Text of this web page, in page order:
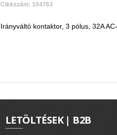
Cikkszám: 104763
Irányváltó kontaktor, 3 pólus, 32A
LETÖLTÉSEK | B2B